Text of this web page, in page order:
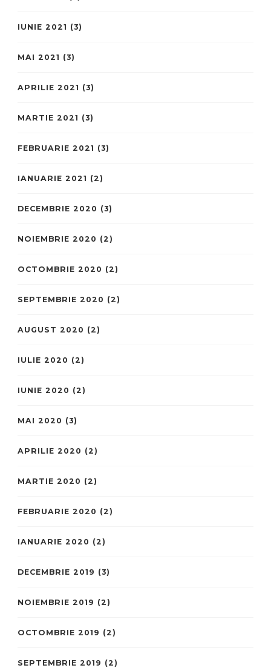
IUNIE 2021 (3)
MAI 2021 (3)
APRILIE 2021 (3)
MARTIE 2021 (3)
FEBRUARIE 2021 (3)
IANUARIE 2021 (2)
DECEMBRIE 2020 (3)
NOIEMBRIE 2020 (2)
OCTOMBRIE 2020 (2)
SEPTEMBRIE 2020 (2)
AUGUST 2020 (2)
IULIE 2020 (2)
IUNIE 2020 (2)
MAI 2020 (3)
APRILIE 2020 (2)
MARTIE 2020 (2)
FEBRUARIE 2020 (2)
IANUARIE 2020 (2)
DECEMBRIE 2019 (3)
NOIEMBRIE 2019 (2)
OCTOMBRIE 2019 (2)
SEPTEMBRIE 2019 (2)